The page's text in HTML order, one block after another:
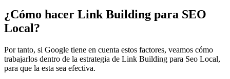
¿Cómo hacer Link Building para SEO
Local?
Por tanto, si Google tiene en cuenta estos factores, veamos cómo
trabajarlos dentro de la estrategia de Link Building para Seo Local,
para que la esta sea efectiva.